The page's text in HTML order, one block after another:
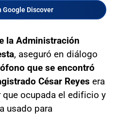
Google Discover
la Administración
, aseguró en diálogo
que se encontró
César Reyes era
ocupada el edificio y
usado para